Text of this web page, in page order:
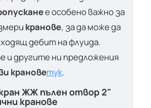
е особено важно за
кранове, за да може да
дебит на флуида.
и другите ни предложения
крановетук.
ЖЖ пълен отвор 2"
кранове